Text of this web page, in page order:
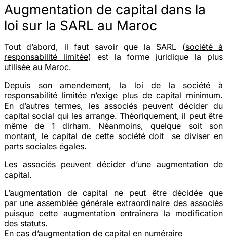
Augmentation de capital dans la
loi sur la SARL au Maroc
Tout d’abord, il faut savoir que la SARL (société à
responsabilité limitée) est la forme juridique la plus
utilisée au Maroc.
Depuis son amendement, la loi de la société à
responsabilité limitée n’exige plus de capital minimum.
En d’autres termes, les associés peuvent décider du
capital social qui les arrange. Théoriquement, il peut être
même de 1 dirham. Néanmoins, quelque soit son
montant, le capital de cette société doit se diviser en
parts sociales égales.
Les associés peuvent décider d’une augmentation de
capital.
L’augmentation de capital ne peut être décidée que
par une assemblée générale extraordinaire des associés
puisquecette augmentation entraînera la modification
des statuts.
En cas d’augmentation de capital en numéraire